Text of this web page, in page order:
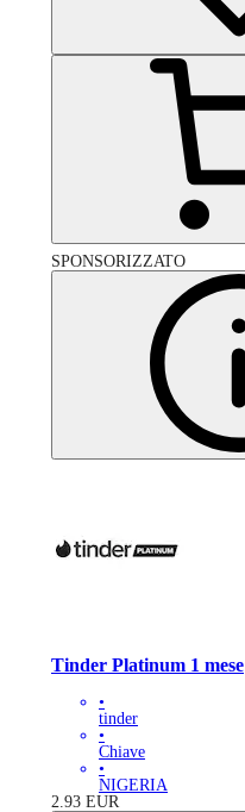
SPONSORIZZATO
Tinder Platinum 1 mese
•
tinder
•
Chiave
•
NIGERIA
2.93 EUR